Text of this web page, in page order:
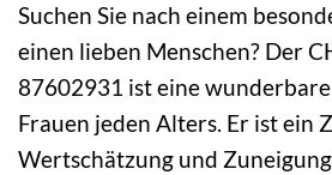
Suchen Sie nach einem
einen lieben Menschen? Der
87602931 ist eine
Frauen jeden Alters. Er ist ein
Wertschätzung und